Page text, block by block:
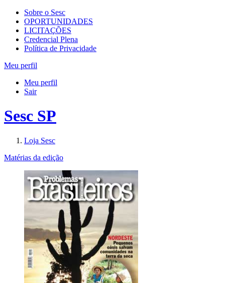
Sobre o Sesc
OPORTUNIDADES
LICITAÇÕES
Credencial Plena
Política de Privacidade
Meu perfil
Meu perfil
Sair
Sesc SP
Loja Sesc
Matérias da edição